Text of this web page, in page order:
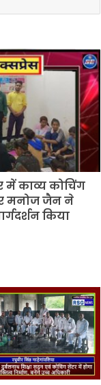
में काव्य कोचिंग
मनोज जैन ने
किया